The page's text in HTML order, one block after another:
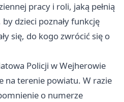
pracy i roli, jaką pełnią
dzieci poznały funkcję
się, do kogo zwrócić się o
Policji w Wejherowie
na terenie powiatu. W razie
o numerze